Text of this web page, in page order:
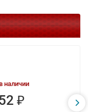
наличии
₽